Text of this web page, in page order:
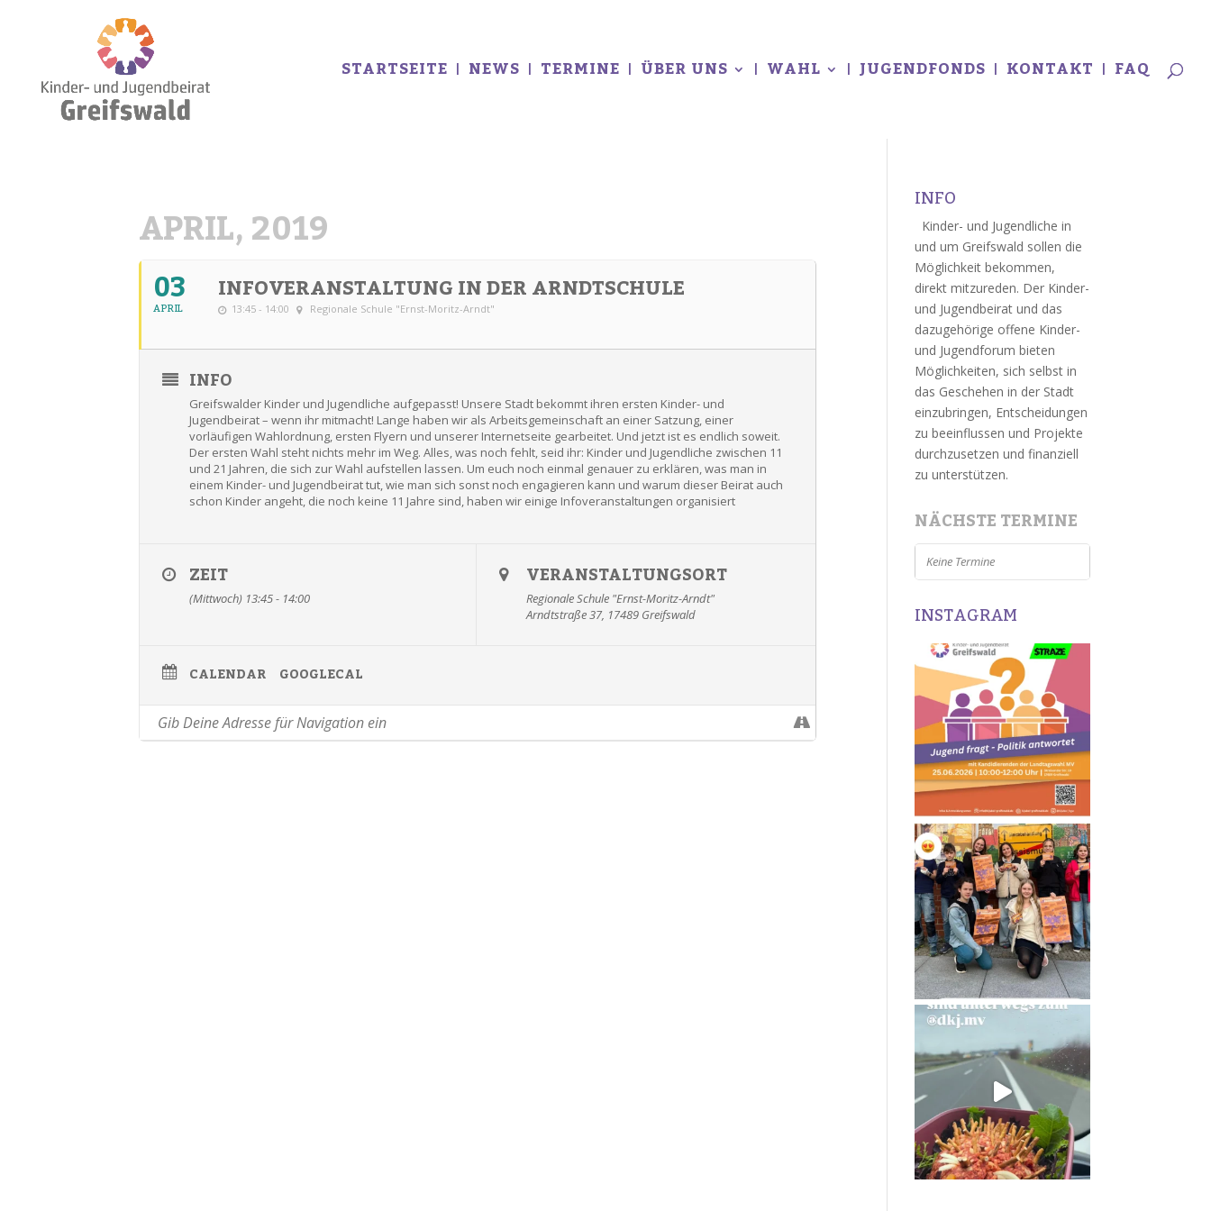
STARTSEITE NEWS TERMINE ÜBER UNS WAHL JUGENDFONDS KONTAKT FAQ
APRIL, 2019
03
APRIL
INFOVERANSTALTUNG IN DER ARNDTSCHULE
13:45 - 14:00 Regionale Schule "Ernst-Moritz-Arndt"
INFO
Greifswalder Kinder und Jugendliche aufgepasst! Unsere Stadt bekommt ihren ersten Kinder- und
Jugendbeirat – wenn ihr mitmacht! Lange haben wir als Arbeitsgemeinschaft an einer Satzung, einer
vorläufigen Wahlordnung, ersten Flyern und unserer Internetseite gearbeitet. Und jetzt ist es endlich soweit.
Der ersten Wahl steht nichts mehr im Weg. Alles, was noch fehlt, seid ihr: Kinder und Jugendliche zwischen 11
und 21 Jahren, die sich zur Wahl aufstellen lassen. Um euch noch einmal genauer zu erklären, was man in
einem Kinder- und Jugendbeirat tut, wie man sich sonst noch engagieren kann und warum dieser Beirat auch
schon Kinder angeht, die noch keine 11 Jahre sind, haben wir einige Infoveranstaltungen organisiert
ZEIT
(Mittwoch) 13:45 - 14:00
VERANSTALTUNGSORT
Regionale Schule "Ernst-Moritz-Arndt"
Arndtstraße 37, 17489 Greifswald
CALENDAR GOOGLECAL
INFO
Kinder- und Jugendliche in
und um Greifswald sollen die
Möglichkeit bekommen,
direkt mitzureden. Der Kinder-
und Jugendbeirat und das
dazugehörige offene Kinder-
und Jugendforum bieten
Möglichkeiten, sich selbst in
das Geschehen in der Stadt
einzubringen, Entscheidungen
zu beeinflussen und Projekte
durchzusetzen und finanziell
zu unterstützen.
NÄCHSTE TERMINE
Keine Termine
INSTAGRAM